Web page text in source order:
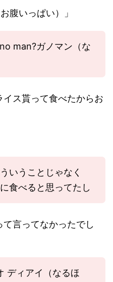
腹いっぱい）」
man?ガノマン（な
イス貰って食べたからお
いうことじゃなく
食べると思ってたし
て言ってなかったでし
ディアイ（なるほ